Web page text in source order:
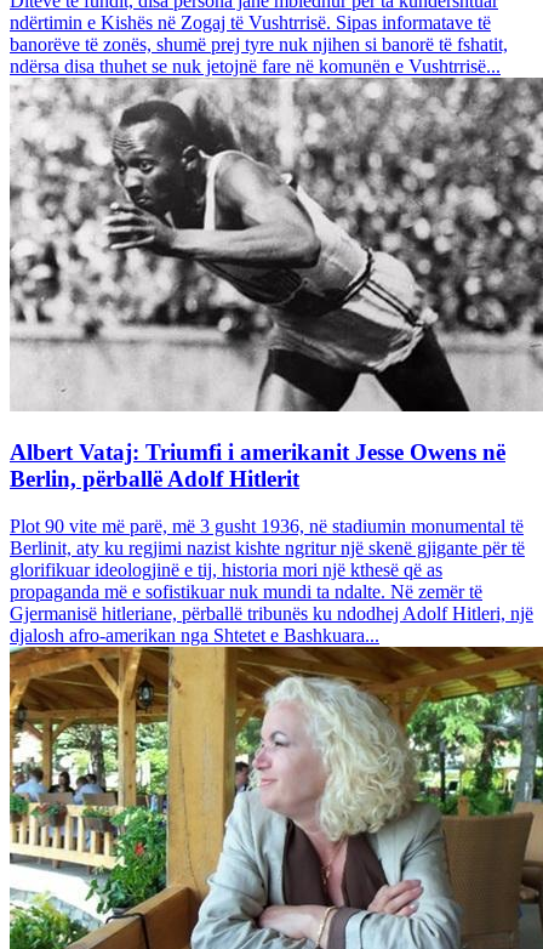
ndërtimin e Kishës në Zogaj të Vushtrrisë. Sipas informatave të
banorëve të zonës, shumë prej tyre nuk njihen si banorë të fshatit,
ndërsa disa thuhet se nuk jetojnë fare në komunën e Vushtrrisë...
Albert Vataj: Triumfi i amerikanit Jesse Owens në
Berlin, përballë Adolf Hitlerit
Plot 90 vite më parë, më 3 gusht 1936, në stadiumin monumental të
Berlinit, aty ku regjimi nazist kishte ngritur një skenë gjigante për të
glorifikuar ideologjinë e tij, historia mori një kthesë që as
propaganda më e sofistikuar nuk mundi ta ndalte. Në zemër të
Gjermanisë hitleriane, përballë tribunës ku ndodhej Adolf Hitleri, një
djalosh afro-amerikan nga Shtetet e Bashkuara...